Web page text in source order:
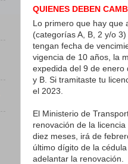
QUIENES DEBEN
Lo primero que hay que
(categorías A, B, 2 y/o
tengan fecha de
vigencia de 10 años, la
expedida del 9 de enero
y B. Si tramitaste tu
el 2023.
El Ministerio de
renovación de la
diez meses, irá de
último dígito de la
adelantar la renovación.